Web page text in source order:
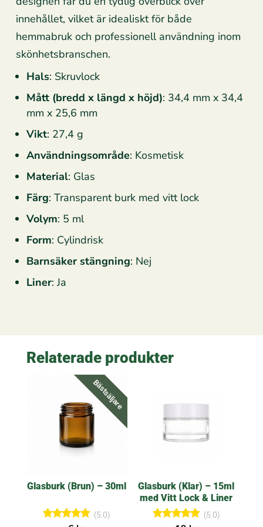
innehållet, vilket är idealiskt för både
hemmabruk och professionell användning inom
skönhetsbranschen.
Hals: Skruvlock
Mått (bredd x längd x höjd): 34,4 mm x 34,4
mm x 25,6 mm
Vikt: 27,4 g
Användningsområde: Kosmetisk
Material: Glas
Färg: Transparent burk med vitt lock
Volym: 5 ml
Form: Cylindrisk
Barnsäker stängning: Nej
Liner: Ja
Relaterade produkter
Bästsäljare
Glasburk (Brun) – 30ml
(5.0)
Glasburk (Klar) – 15ml
med Vitt Lock & Liner
(5.0)